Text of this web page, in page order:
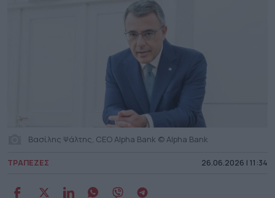
Βασίλης Ψάλτης, CEO Alpha Bank © Alpha Bank
ΤΡΑΠΕΖΕΣ 26.06.2026 | 11:34